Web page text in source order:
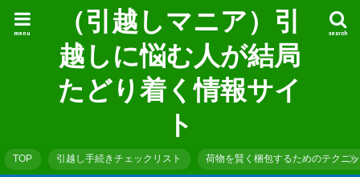
（引越しマニア）引
越しに悩む人が結局
たどり着く情報サイ
ト
search
menu
TOP 引越し手続きチェックリスト 荷物を賢く梱包するためのテクニ